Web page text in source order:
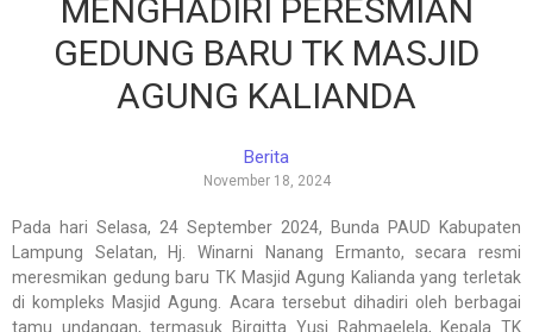
MENGHADIRI PERESMIAN
GEDUNG BARU TK MASJID
AGUNG KALIANDA
Berita
November 18, 2024
Pada hari Selasa, 24 September 2024, Bunda PAUD Kabupaten
Lampung Selatan, Hj. Winarni Nanang Ermanto, secara resmi
meresmikan gedung baru TK Masjid Agung Kalianda yang terletak
di kompleks Masjid Agung. Acara tersebut dihadiri oleh berbagai
tamu undangan, termasuk Birgitta Yusi Rahmaelela, Kepala TK